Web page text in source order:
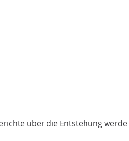
über die Entstehung